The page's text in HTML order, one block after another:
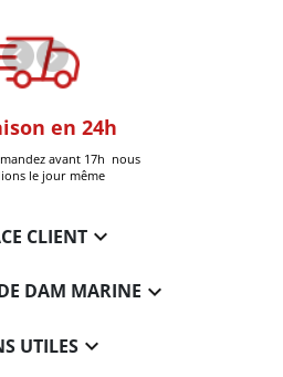
en 24h
avant 17h nous
le jour même
CLIENT
DAM MARINE 
UTILES 